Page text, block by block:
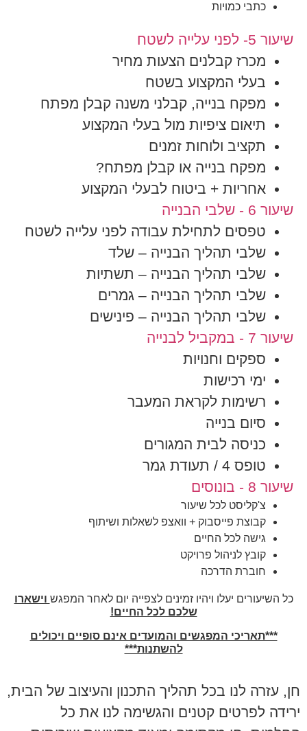
כתבי כמויות
שיעור 5- לפני עלייה לשטח
מכרז קבלנים הצעות מחיר
בעלי המקצוע בשטח
מפקח בנייה, קבלני משנה קבלן מפתח
תיאום ציפיות מול בעלי המקצוע
תקציב ולוחות זמנים
מפקח בנייה או קבלן מפתח?
אחריות + ביטוח לבעלי המקצוע
שיעור 6 - שלבי הבנייה
טפסים לתחילת עבודה לפני עלייה לשטח
שלבי תהליך הבנייה – שלד
שלבי תהליך הבנייה – תשתיות
שלבי תהליך הבנייה – גמרים
שלבי תהליך הבנייה – פינישים
שיעור 7 - במקביל לבנייה
ספקים וחנויות
ימי רכישות
רשימות לקראת המעבר
סיום בנייה
כניסה לבית המגורים
טופס 4 / תעודת גמר
שיעור 8 - בונוסים
צ'קליסט לכל שיעור
קבוצת פייסבוק + וואצפ לשאלות ושיתוף
גישה לכל החיים
קובץ לניהול פרויקט
חוברת הדרכה
כל השיעורים יעלו ויהיו זמינים לצפייה יום לאחר המפגש וישארו
שלכם לכל החיים!
***תאריכי המפגשים והמועדים אינם סופיים ויכולים
להשתנות***
חן, עזרה לנו בכל תהליך התכנון והעיצוב של הבית,
ירידה לפרטים קטנים והגשימה לנו את כל